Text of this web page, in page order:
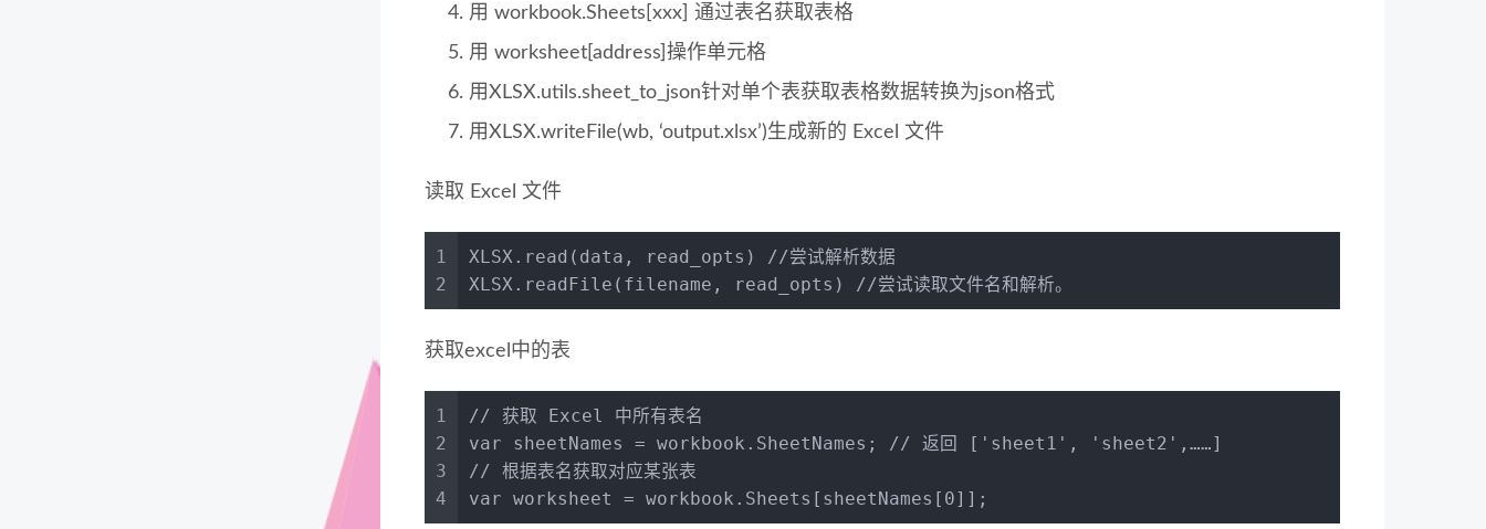
用 workbook.Sheets[xxx] 通过表名获取表格
用 worksheet[address]操作单元格
用XLSX.utils.sheet_to_json针对单个表获取表格数据转换为json格式
用XLSX.writeFile(wb, ‘output.xlsx’)生成新的 Excel 文件
读取 Excel 文件
1
2
XLSX. read (data, read_opts) //尝试解析数据
XLSX. readFile (filename, read_opts) //尝试读取文件名和解析。
获取excel中的表
1
2
3
4
// 获取 Excel 中所有表名
var sheetNames = workbook. SheetNames ; // 返回 ['sheet1', 'sheet2',……]
// 根据表名获取对应某张表
var worksheet = workbook. Sheets [sheetNames[ 0]];